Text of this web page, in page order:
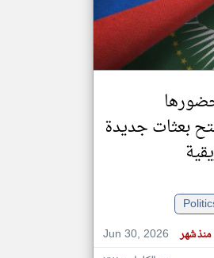
تغيير الدولة
اخبار جزر القمر على مدار الساعة
أهم اخبار جزر القمر العاجلة والمباشرة
بعثات جديدة
Jun 30, 2026
منذ شهر
klyoum.com